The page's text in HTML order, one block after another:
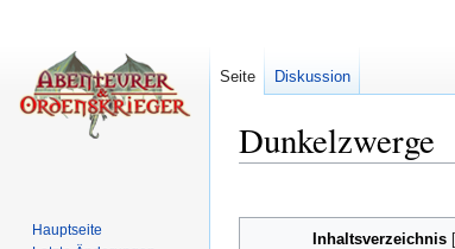
Dunkelzwerge
Inhaltsverzeichnis
Seite Diskussion
Hauptseite